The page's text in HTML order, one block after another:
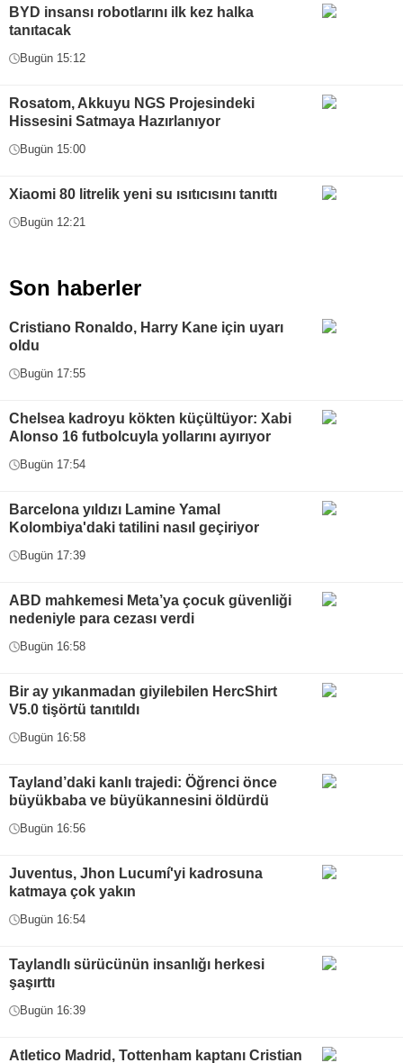
BYD insansı robotlarını ilk kez halka
tanıtacak
Bugün 15:12
Rosatom, Akkuyu NGS Projesindeki
Hissesini Satmaya Hazırlanıyor
Bugün 15:00
Xiaomi 80 litrelik yeni su ısıtıcısını tanıttı
Bugün 12:21
Son haberler
Cristiano Ronaldo, Harry Kane için uyarı
oldu
Bugün 17:55
Chelsea kadroyu kökten küçültüyor: Xabi
Alonso 16 futbolcuyla yollarını ayırıyor
Bugün 17:54
Barcelona yıldızı Lamine Yamal
Kolombiya'daki tatilini nasıl geçiriyor
Bugün 17:39
ABD mahkemesi Meta’ya çocuk güvenliği
nedeniyle para cezası verdi
Bugün 16:58
Bir ay yıkanmadan giyilebilen HercShirt
V5.0 tişörtü tanıtıldı
Bugün 16:58
Tayland’daki kanlı trajedi: Öğrenci önce
büyükbaba ve büyükannesini öldürdü
Bugün 16:56
Juventus, Jhon Lucumí'yi kadrosuna
katmaya çok yakın
Bugün 16:54
Taylandlı sürücünün insanlığı herkesi
şaşırttı
Bugün 16:39
Atletico Madrid, Tottenham kaptanı Cristian